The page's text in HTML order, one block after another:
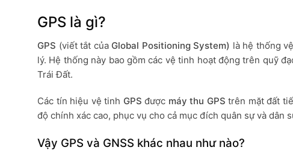
GPS là gì?
GPS (viết tắt của Global Positioning System) là hệ thống
lý. Hệ thống này bao gồm các vệ tinh hoạt động trên quỹ
Trái Đất.
Các tín hiệu vệ tinh GPS được máy thu GPS trên mặt đất
độ chính xác cao, phục vụ cho cả mục đích quân sự và dân
Vậy GPS và GNSS khác nhau như nào?